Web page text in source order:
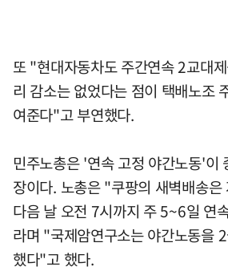
또 "현대자동차도 주간연속 2교대
리 감소는 없었다는 점이 택배노조
여준다"고 부연했다.
민주노총은 '연속 고정 야간노동'이
장이다. 노총은 "쿠팡의 새벽배송
다음 날 오전 7시까지 주 5~6일 연
라며 "국제암연구소는 야간노동을
했다"고 했다.